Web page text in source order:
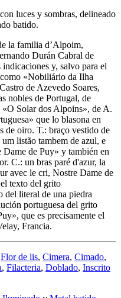
luces y sombras, delineado
batido.
la familia d’Alpoim,
Durán Cabral de
y, salvo para el
«Nobiliário da Ilha
de Azevedo Soares,
nobles de Portugal, de
«O Solar dos Alpoins», de A.
» que lo blasona en
de oiro. T.: braço vestido de
listão tambem de azul, e
Dame de Puy» y también en
C.: un bras paré d'azur, la
avec le cri, Nostre Dame de
texto del grito
del literal de una piedra
portuguesa del grito
», que es precisamente el
Francia.
Flor de lis, Cimera, Cimado,
, Filacteria, Doblado, Inscrito